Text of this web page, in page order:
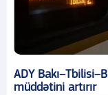
ADY
müddətini artırır